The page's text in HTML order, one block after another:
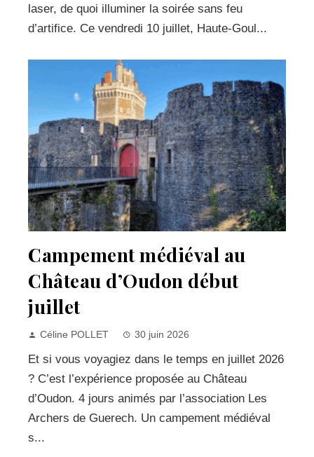
laser, de quoi illuminer la soirée sans feu
d’artifice. Ce vendredi 10 juillet, Haute-Goul...
Campement médiéval au
Château d’Oudon début
juillet
Céline POLLET 30 juin 2026
Et si vous voyagiez dans le temps en juillet 2026
? C’est l’expérience proposée au Château
d’Oudon. 4 jours animés par l’association Les
Archers de Guerech. Un campement médiéval
s...